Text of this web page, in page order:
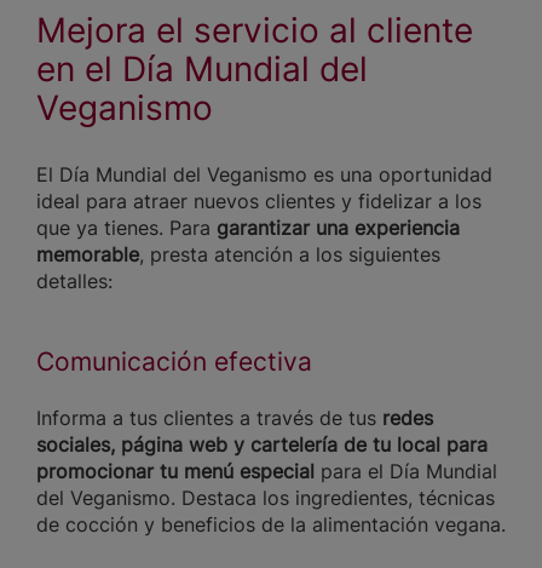
Mejora el servicio al cliente
en el Día Mundial del
Veganismo
El Día Mundial del Veganismo es una oportunidad
ideal para atraer nuevos clientes y fidelizar a los
que ya tienes. Para garantizar una experiencia
memorable, presta atención a los siguientes
detalles:
Comunicación efectiva
Informa a tus clientes a través de tus redes
sociales, página web y cartelería de tu local para
promocionar tu menú especial para el Día Mundial
del Veganismo. Destaca los ingredientes, técnicas
de cocción y beneficios de la alimentación vegana.